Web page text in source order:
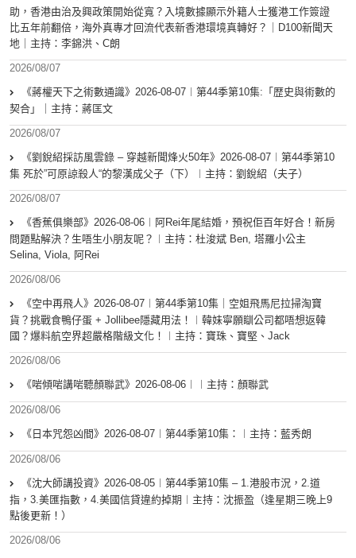
助，香港由治及興政策開始從寬？入境數據顯示外籍人士獲港工作簽證
比五年前翻倍，海外真專才回流代表新香港環境真轉好？｜D100新聞天
地｜主持：李錦洪、C朗
2026/08/07
《蔣權天下之術數通識》2026-08-07︱第44季第10集:「歴史與術數的
契合」｜主持：蔣匡文
2026/08/07
《劉銳紹採訪風雲錄 – 穿越新聞烽火50年》2026-08-07︱第44季第10
集 死於”可原諒殺人“的黎漢成父子（下）︱主持：劉銳紹（夫子）
2026/08/07
《香蕉俱樂部》2026-08-06︱阿Rei年尾結婚，預祝佢百年好合！新房
問題點解決？生唔生小朋友呢？︱主持：杜浚斌 Ben, 塔羅小公主
Selina, Viola, 阿Rei
2026/08/06
《空中再飛人》2026-08-07︱第44季第10集｜空姐飛馬尼拉掃淘寶
貨？挑戰食鴨仔蛋 + Jollibee隱藏用法！︱韓妹寧願瞓公司都唔想返韓
國？爆料航空界超嚴格階級文化！︱主持：寶珠、寶堅、Jack
2026/08/06
《啱傾啱講啱聽顏聯武》2026-08-06︱︱主持：顏聯武
2026/08/06
《日本咒怨凶間》2026-08-07︱第44季第10集：︱主持：藍秀朗
2026/08/06
《沈大師講投資》2026-08-05︱第44季第10集 – 1.港股市況，2.道
指，3.美匯指數，4.美國信貸違約掉期︱主持：沈振盈（逢星期三晚上9
點後更新！）
2026/08/06